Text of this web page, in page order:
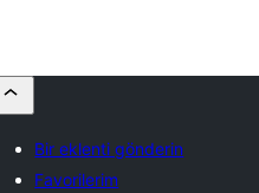
Bir eklenti gönderin
Favorilerim